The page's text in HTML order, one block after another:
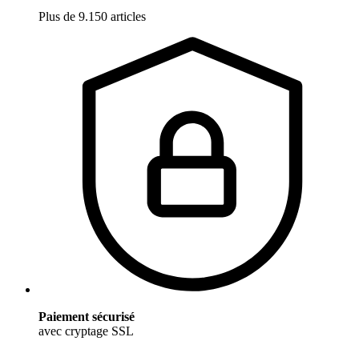
Plus de 9.150 articles
Paiement sécurisé
avec cryptage SSL